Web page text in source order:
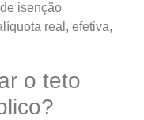
isenção
real, efetiva,
o teto